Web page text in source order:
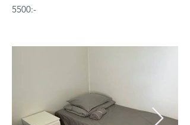
5500:-